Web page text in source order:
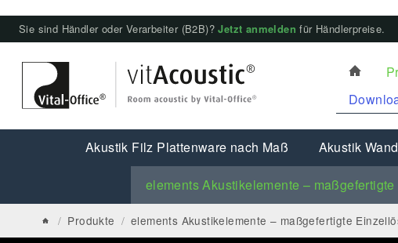
Sie sind Händler oder Verarbeiter (B2B)?Jetzt anmelden für Händlerpreise.
Akustik Filz Plattenware nach Maß Akustik
elements Akustikelemente –
/ Produkte / elements Akustikelemente – maßgefertigte